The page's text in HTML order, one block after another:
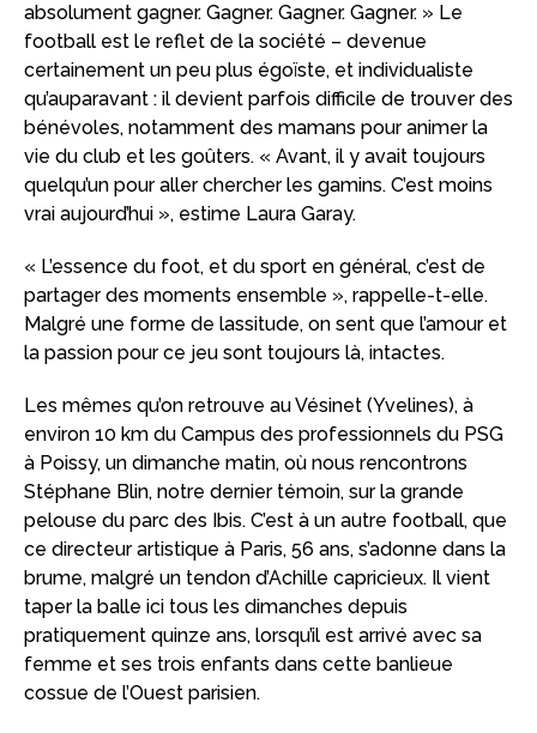
absolument gagner. Gagner. Gagner. Gagner. » Le
football est le reflet de la société – devenue
certainement un peu plus égoïste, et individualiste
qu’auparavant : il devient parfois difficile de trouver des
bénévoles, notamment des mamans pour animer la
vie du club et les goûters. « Avant, il y avait toujours
quelqu’un pour aller chercher les gamins. C’est moins
vrai aujourd’hui », estime Laura Garay.
« L’essence du foot, et du sport en général, c’est de
partager des moments ensemble », rappelle-t-elle.
Malgré une forme de lassitude, on sent que l’amour et
la passion pour ce jeu sont toujours là, intactes.
Les mêmes qu’on retrouve au Vésinet (Yvelines), à
environ 10 km du Campus des professionnels du PSG
à Poissy, un dimanche matin, où nous rencontrons
Stéphane Blin, notre dernier témoin, sur la grande
pelouse du parc des Ibis. C’est à un autre football, que
ce directeur artistique à Paris, 56 ans, s’adonne dans la
brume, malgré un tendon d’Achille capricieux. Il vient
taper la balle ici tous les dimanches depuis
pratiquement quinze ans, lorsqu’il est arrivé avec sa
femme et ses trois enfants dans cette banlieue
cossue de l’Ouest parisien.